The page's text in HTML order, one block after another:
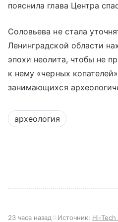
пояснила глава Центра
Соловьева не стала
Ленинградской области
эпохи неолита, чтобы не
к нему «черных
занимающихся
археология
23 часа назад Источник: Hi-Tech